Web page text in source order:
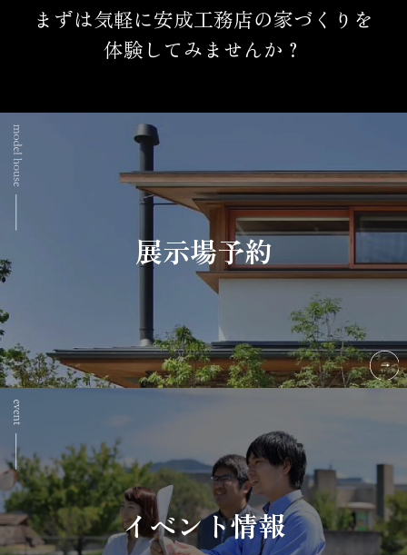
まずは気軽に安成工務店の家づくりを
体験してみませんか？
展示場予約
イベント情報